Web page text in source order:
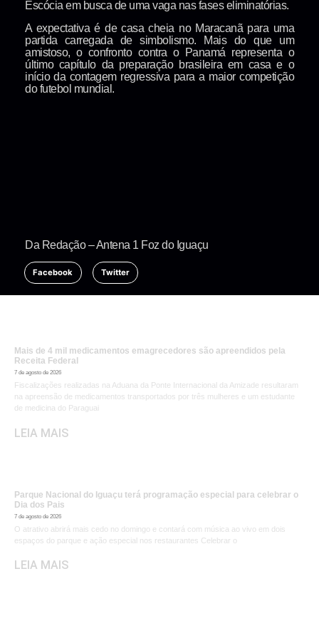
Escócia em busca de uma vaga nas fases eliminatórias.
A expectativa é de casa cheia no Maracanã para uma
partida carregada de simbolismo. Mais do que um
amistoso, o confronto contra o Panamá representa o
último capítulo da preparação brasileira em casa e o
início da contagem regressiva para a maior competição
do futebol mundial.
Da Redação – Antena 1 Foz do Iguaçu
Facebook Twitter
Mais de 4 mil medicamentos emagrecedores são apreendidos pela
Receita Federal
7 de agosto de 2026
Fiscalizações realizadas na Aduana da Ponte Internacional da Amizade resultaram
na apreensão de medicamentos transportados por três mulheres e um estudante
de medicina do Paraguai
LEIA MAIS
Parque Nacional do Iguaçu terá programação especial para celebrar o
Dia dos Pais
7 de agosto de 2026
O atrativo abrirá mais cedo no domingo e contará com música ao vivo em dois
espaços do parque e ação especial nos restaurantes Celebrar o
LEIA MAIS